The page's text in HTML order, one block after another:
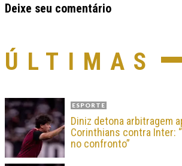
Deixe seu comentário
ÚLTIMAS
ESPORTE
Diniz detona arbitragem
Corinthians contra Inter:
no confronto”